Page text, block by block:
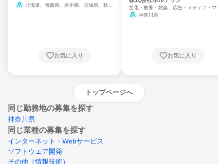
北海道、青森県、岩手県、宮城県、秋田
崎県、熊本県、大分県、宮崎県、鹿児島県、
お気に入り
文化・教養・娯楽、広告・メディア・マ
ミ、電力・ガス・水道・エネルギー
神奈川県
お気に入り
トップページへ
同じ勤務地の募集を探す
神奈川県
同じ業種の募集を探す
インターネット・Webサービス
ソフトウェア開発
その他（情報技術）